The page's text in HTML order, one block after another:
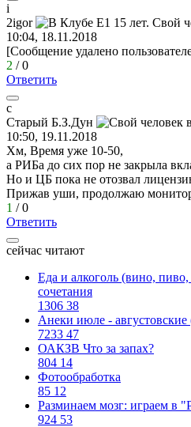
i
2igor
10:04, 18.11.2018
[Сообщение удалено
2 /0
Ответить
с
Старый Б.З.Дун
10:50, 19.11.2018
Хм, Время уже 10-50,
а РИБа до сих пор не закрыла
Но и ЦБ пока не отозвал
Прижав уши, продолжаю
1 /0
Ответить
сейчас читают
Еда и алкоголь (вино,
сочетания
1306 38
Анеки июле - августовские
7233 47
ОАКЗВ Что за запах?
804 14
Фотообработка
85 12
Разминаем мозг: играем в
924 53